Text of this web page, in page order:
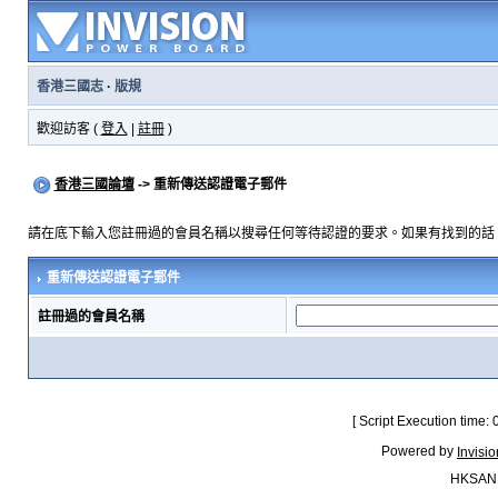
香港三國志· 版規
歡迎訪客 ( 登入 註冊)
香港三國論壇-> 重新傳送認證電子郵件
請在底下輸入您註冊過的會員名稱以搜尋任何等待認證的要求。如果有找到的
重新傳送認證電子郵件
註冊過的會員名稱
[ Script Execution
Powered by